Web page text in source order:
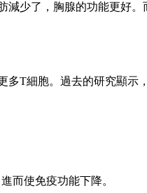
少了，胸腺的功能更好
多T細胞。過去的研究顯示
而使免疫功能下降。